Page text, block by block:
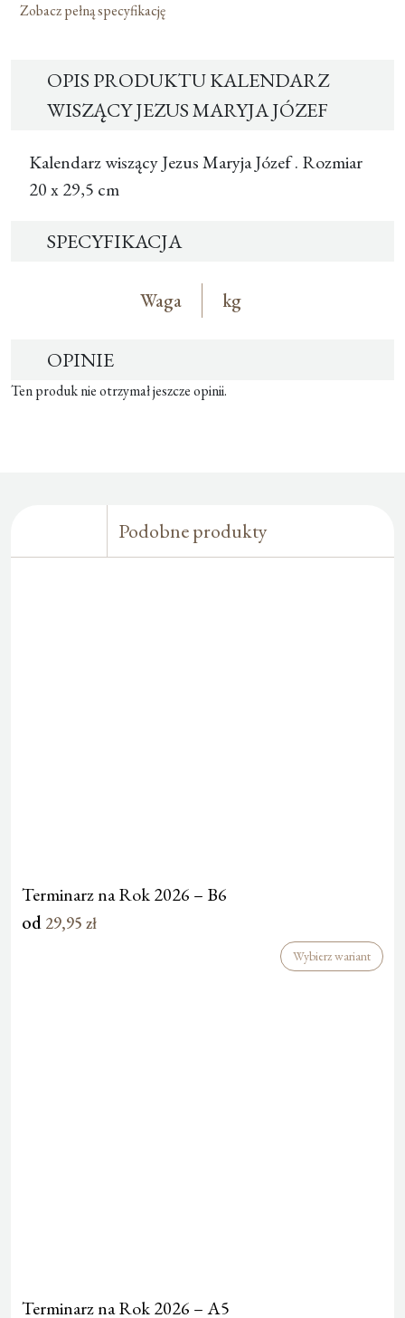
Zobacz pełną specyfikację
OPIS PRODUKTU KALENDARZ
WISZĄCY JEZUS MARYJA JÓZEF
Kalendarz wiszący Jezus Maryja Józef . Rozmiar
20 x 29,5 cm
SPECYFIKACJA
Waga kg
OPINIE
Ten produk nie otrzymał jeszcze opinii.
Podobne produkty
Terminarz na Rok 2026 – B6
od 29,95 zł
Wybierz wariant
Terminarz na Rok 2026 – A5